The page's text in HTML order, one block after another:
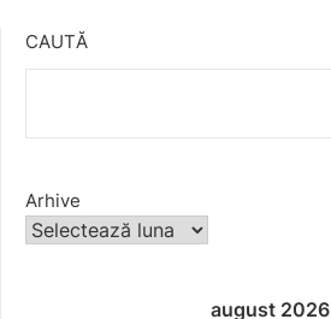
CAUTĂ
Arhive
august 2026